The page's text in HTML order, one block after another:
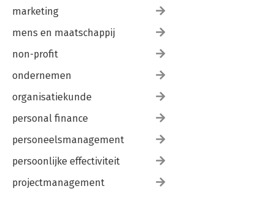
marketing
mens en maatschappij
non-profit
ondernemen
organisatiekunde
personal finance
personeelsmanagement
persoonlijke effectiviteit
projectmanagement